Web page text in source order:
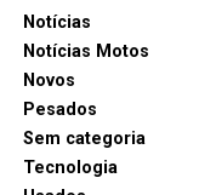
Notícias
Notícias Motos
Novos
Pesados
Sem categoria
Tecnologia